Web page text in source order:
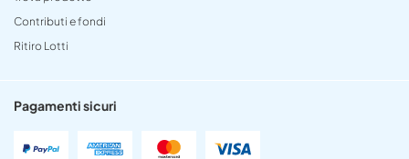
Contributi e fondi
Ritiro Lotti
Pagamenti sicuri